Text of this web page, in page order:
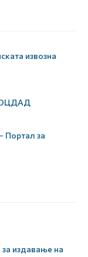
извозна
Портал за
издавање на